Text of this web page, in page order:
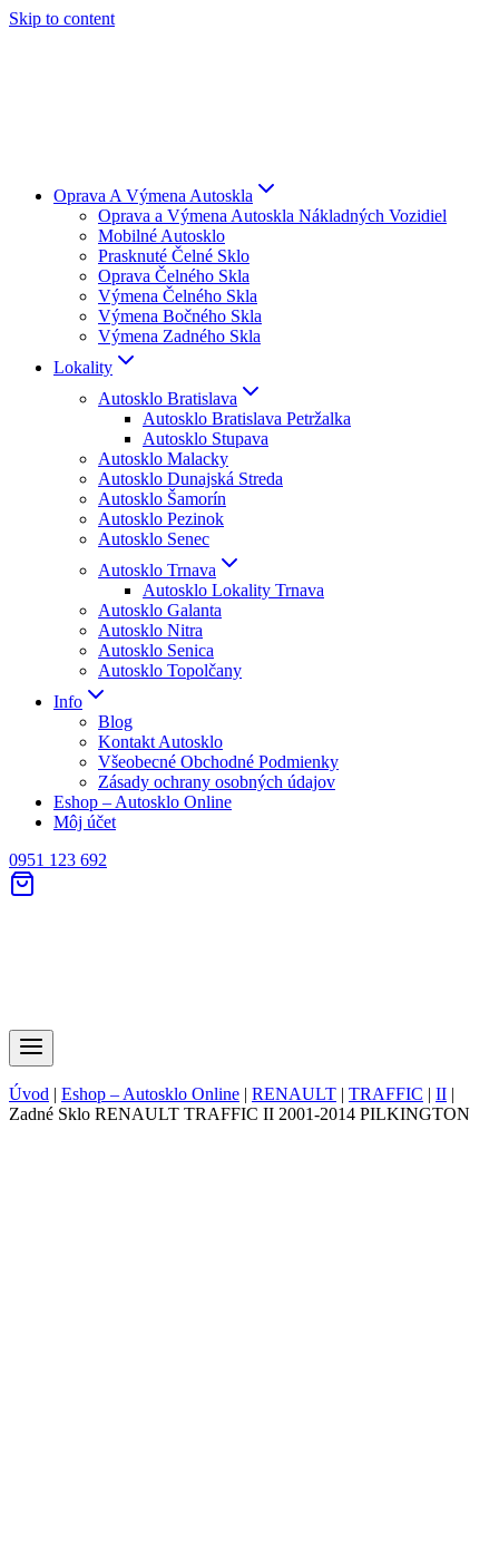
Skip to content
Oprava A Výmena Autoskla
Oprava a Výmena Autoskla Nákladných Vozidiel
Mobilné Autosklo
Prasknuté Čelné Sklo
Oprava Čelného Skla
Výmena Čelného Skla
Výmena Bočného Skla
Výmena Zadného Skla
Lokality
Autosklo Bratislava
Autosklo Bratislava Petržalka
Autosklo Stupava
Autosklo Malacky
Autosklo Dunajská Streda
Autosklo Šamorín
Autosklo Pezinok
Autosklo Senec
Autosklo Trnava
Autosklo Lokality Trnava
Autosklo Galanta
Autosklo Nitra
Autosklo Senica
Autosklo Topolčany
Info
Blog
Kontakt Autosklo
Všeobecné Obchodné Podmienky
Zásady ochrany osobných údajov
Eshop – Autosklo Online
Môj účet
0951 123 692
Úvod | Eshop – Autosklo Online | RENAULT | TRAFFIC | II |
Zadné Sklo RENAULT TRAFFIC II 2001-2014 PILKINGTON